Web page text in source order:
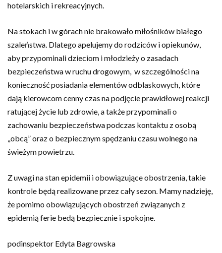
hotelarskich i rekreacyjnych.
Na stokach i w górach nie brakowało miłośników białego
szaleństwa. Dlatego apelujemy do rodziców i opiekunów,
aby przypominali dzieciom i młodzieży o zasadach
bezpieczeństwa w ruchu drogowym, w szczególności na
konieczność posiadania elementów odblaskowych, które
dają kierowcom cenny czas na podjęcie prawidłowej reakcji
ratującej życie lub zdrowie, a także przypominali o
zachowaniu bezpieczeństwa podczas kontaktu z osobą
„obcą” oraz o bezpiecznym spędzaniu czasu wolnego na
świeżym powietrzu.
Z uwagi na stan epidemii i obowiązujące obostrzenia, takie
kontrole będą realizowane przez cały sezon. Mamy nadzieję,
że pomimo obowiązujących obostrzeń związanych z
epidemią ferie bedą bezpiecznie i spokojne.
podinspektor Edyta Bagrowska